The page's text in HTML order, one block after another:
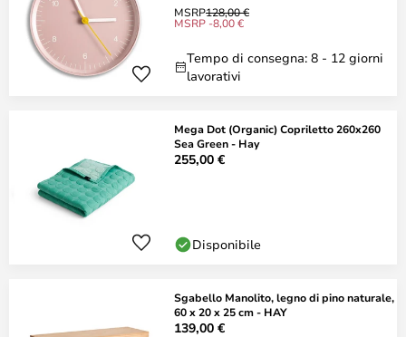
MSRP128,00 €
MSRP -8,00 €
Tempo di consegna: 8 - 12 giorni
lavorativi
Mega Dot (Organic) Copriletto 260x260
Sea Green - Hay
255,00 €
Disponibile
Sgabello Manolito, legno di pino naturale,
60 x 20 x 25 cm - HAY
139,00 €